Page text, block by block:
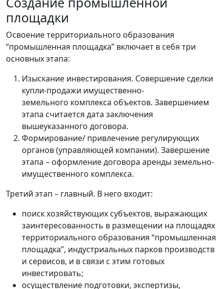
площадки
Освоение территориального образования
“промышленная площадка” включает в себя три
основных этапа:
Изыскание инвестирования. Совершение сделки
купли-продажи имущественно-
земельного комплекса объектов. Завершением
этапа считается дата заключения
вышеуказанного договора.
Формирование/ привлечение регулирующих
органов (управляющей компании). Завершение
этапа – оформление договора аренды земельно-
имущественного комплекса.
Третий этап – главный. В него входит:
поиск хозяйствующих субъектов, выражающих
заинтересованность в размещении на площадях
территориального образования “промышленная
площадка”, индустриальных парков производств
и сервисов, и в связи с этим готовых
инвестировать;
осуществление подготовки, экспертизы,